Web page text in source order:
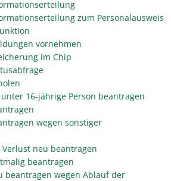
zum Personalausweis
vornehmen
im Chip
16-jährige Person beantragen
wegen sonstiger
neu beantragen
beantragen
beantragen wegen Ablauf der